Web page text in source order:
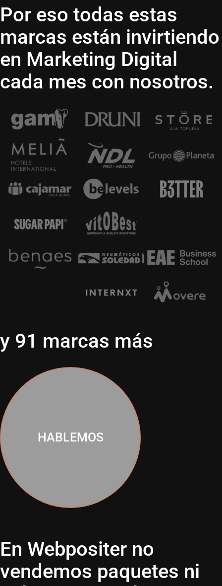
Por eso todas estas
marcas están invirtiendo
en Marketing Digital
cada mes con nosotros.
y 91 marcas más
HABLEMOS
En Webpositer no
vendemos paquetes ni